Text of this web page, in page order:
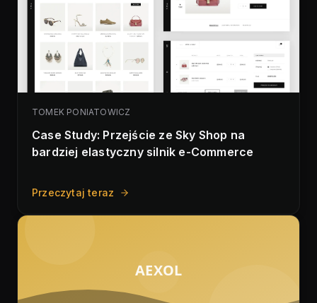
TOMEK PONIATOWICZ
Case Study: Przejście ze Sky Shop na
bardziej elastyczny silnik e-Commerce
Przeczytaj teraz
AEXOL